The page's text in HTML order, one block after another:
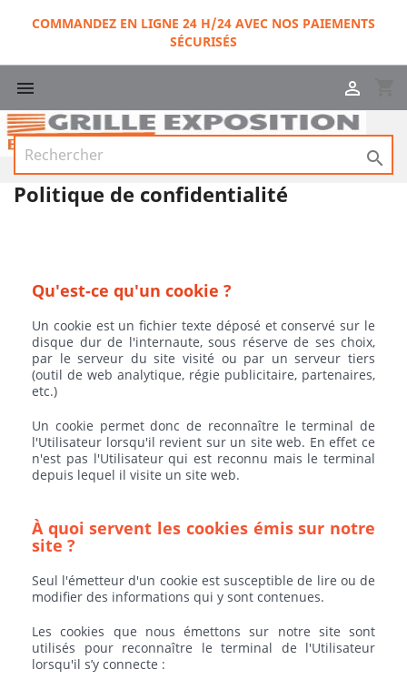
COMMANDEZ EN LIGNE 24 H/24 AVEC NOS PAIEMENTS
SÉCURISÉS
 

Politique de confidentialité
Qu'est-ce qu'un cookie ?
Un cookie est un fichier texte déposé et conservé sur le
disque dur de l'internaute, sous réserve de ses choix,
par le serveur du site visité ou par un serveur tiers
(outil de web analytique, régie publicitaire, partenaires,
etc.)
Un cookie permet donc de reconnaître le terminal de
l'Utilisateur lorsqu'il revient sur un site web. En effet ce
n'est pas l'Utilisateur qui est reconnu mais le terminal
depuis lequel il visite un site web.
À quoi servent les cookies émis sur notre
site ?
Seul l'émetteur d'un cookie est susceptible de lire ou de
modifier des informations qui y sont contenues.
Les cookies que nous émettons sur notre site sont
utilisés pour reconnaître le terminal de l'Utilisateur
lorsqu'il s’y connecte :